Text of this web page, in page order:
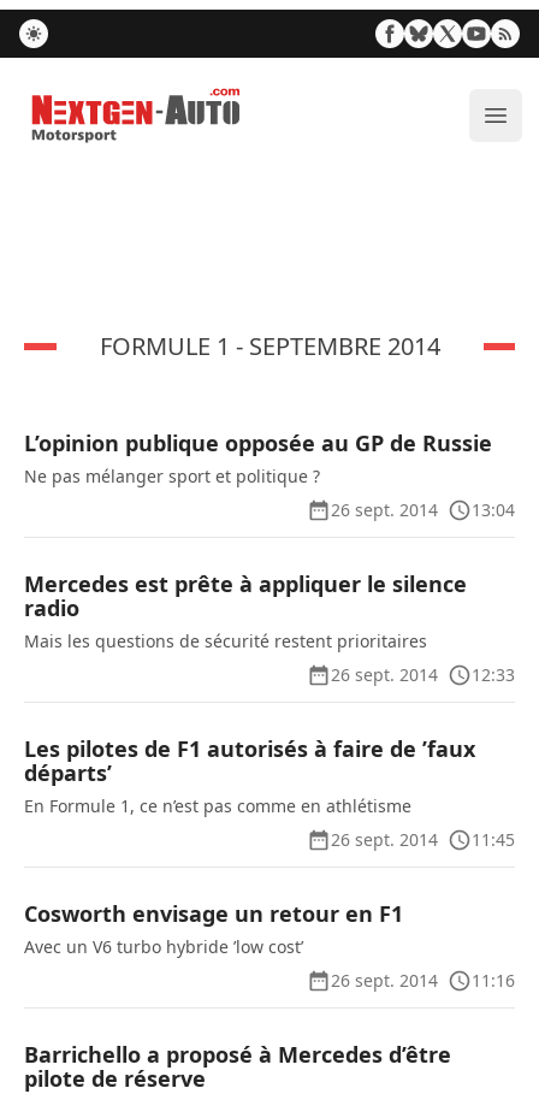
Nextgen-Auto.com
FORMULE 1 - SEPTEMBRE 2014
L’opinion publique opposée au GP de Russie
Ne pas mélanger sport et politique ?
26 sept. 2014
13:04
Mercedes est prête à appliquer le silence
radio
Mais les questions de sécurité restent prioritaires
26 sept. 2014
12:33
Les pilotes de F1 autorisés à faire de ’faux
départs’
En Formule 1, ce n’est pas comme en athlétisme
26 sept. 2014
11:45
Cosworth envisage un retour en F1
Avec un V6 turbo hybride ’low cost’
26 sept. 2014
11:16
Barrichello a proposé à Mercedes d’être
pilote de réserve